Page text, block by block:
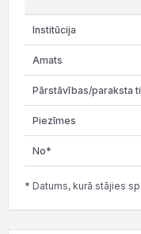
* Datums, kurā stājies